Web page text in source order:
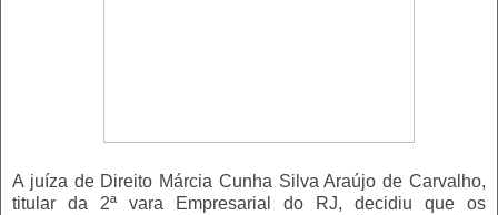
A juíza de Direito Márcia Cunha Silva Araújo de Carvalho,
titular da 2ª vara Empresarial do RJ, decidiu que os